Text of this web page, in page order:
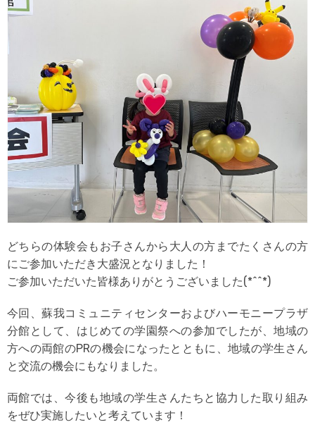
どちらの体験会もお子さんから大人の方までたくさんの方
にご参加いただき大盛況となりました！
ご参加いただいた皆様ありがとうございました(*^^*)
今回、蘇我コミュニティセンターおよびハーモニープラザ
分館として、はじめての学園祭への参加でしたが、地域の
方への両館のPRの機会になったとともに、地域の学生さん
と交流の機会にもなりました。
両館では、今後も地域の学生さんたちと協力した取り組み
をぜひ実施したいと考えています！